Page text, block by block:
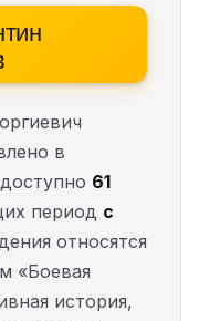
в
61
период с
относятся
«Боевая
история,